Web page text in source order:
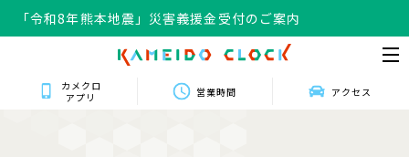
「令和8年熊本地震」災害義援金受付のご案内
カメクロ
アプリ
営業時間 アクセス